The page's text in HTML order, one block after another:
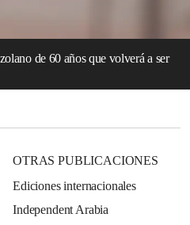
de 60 años que volverá a ser
OTRAS PUBLICACIONES
Ediciones internacionales
Independent Arabia